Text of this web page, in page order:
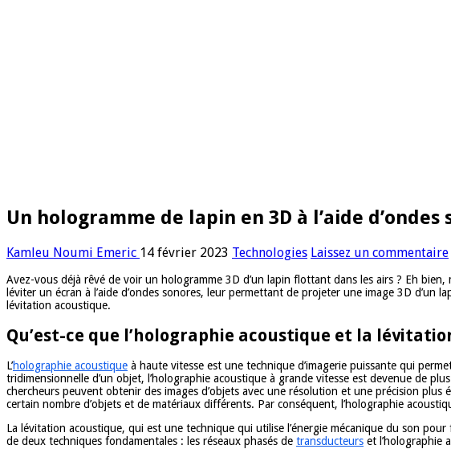
Un hologramme de lapin en 3D à l’aide
Kamleu Noumi Emeric 14 février 2023 Technologies Laissez un commentaire
Avez-vous déjà rêvé de voir un hologramme 3D d’un lapin flottant dans les airs ? Eh
léviter un écran à l’aide d’ondes sonores, leur permettant de projeter une image 3D
lévitation acoustique.
Qu’est-ce que l’holographie acoustique et la
L’holographie acoustique à haute vitesse est une technique d’imagerie puissante qui
tridimensionnelle d’un objet, l’holographie acoustique à grande vitesse est devenue de
chercheurs peuvent obtenir des images d’objets avec une résolution et une précision
certain nombre d’objets et de matériaux différents. Par conséquent, l’holographie
La lévitation acoustique, qui est une technique qui utilise l’énergie mécanique du son
de deux techniques fondamentales : les réseaux phasés de transducteurs et l’holographie